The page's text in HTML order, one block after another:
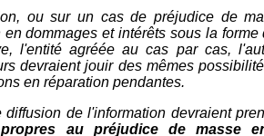
ou sur un cas de préjudice de
dommages et intérêts sous la forme
l'entité agréée au cas par cas,
devraient jouir des mêmes
en réparation pendantes.
diffusion de l'information devraient
propres au préjudice de masse